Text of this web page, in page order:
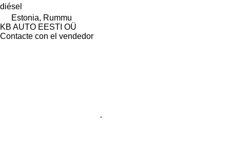
diésel
Estonia, Rummu
KB AUTO EESTI OÜ
Contacte con el vendedor